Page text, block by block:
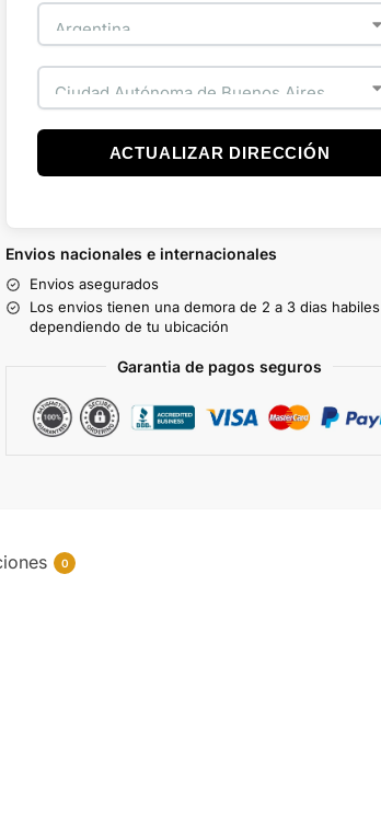
ACTUALIZAR DIRECCIÓN
Envios nacionales e internacionales
Envios asegurados
Los envios tienen una demora de 2 a 3 dias habiles
dependiendo de tu ubicación
Garantia de pagos seguros
0